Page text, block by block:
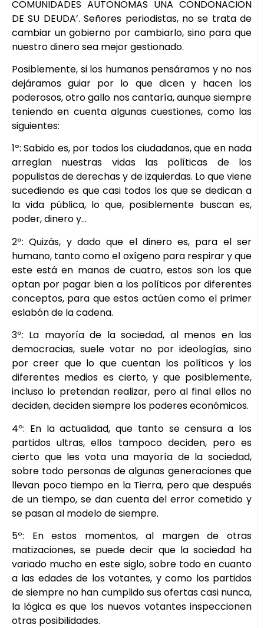
COMUNIDADES AUTONOMAS UNA CONDONACION
DE SU DEUDA’. Señores periodistas, no se trata de
cambiar un gobierno por cambiarlo, sino para que
nuestro dinero sea mejor gestionado.
Posiblemente, si los humanos pensáramos y no nos
dejáramos guiar por lo que dicen y hacen los
poderosos, otro gallo nos cantaría, aunque siempre
teniendo en cuenta algunas cuestiones, como las
siguientes:
1º: Sabido es, por todos los ciudadanos, que en nada
arreglan nuestras vidas las políticas de los
populistas de derechas y de izquierdas. Lo que viene
sucediendo es que casi todos los que se dedican a
la vida pública, lo que, posiblemente buscan es,
poder, dinero y…
2º: Quizás, y dado que el dinero es, para el ser
humano, tanto como el oxígeno para respirar y que
este está en manos de cuatro, estos son los que
optan por pagar bien a los políticos por diferentes
conceptos, para que estos actúen como el primer
eslabón de la cadena.
3º: La mayoría de la sociedad, al menos en las
democracias, suele votar no por ideologías, sino
por creer que lo que cuentan los políticos y los
diferentes medios es cierto, y que posiblemente,
incluso lo pretendan realizar, pero al final ellos no
deciden, deciden siempre los poderes económicos.
4º: En la actualidad, que tanto se censura a los
partidos ultras, ellos tampoco deciden, pero es
cierto que les vota una mayoría de la sociedad,
sobre todo personas de algunas generaciones que
llevan poco tiempo en la Tierra, pero que después
de un tiempo, se dan cuenta del error cometido y
se pasan al modelo de siempre.
5º: En estos momentos, al margen de otras
matizaciones, se puede decir que la sociedad ha
variado mucho en este siglo, sobre todo en cuanto
a las edades de los votantes, y como los partidos
de siempre no han cumplido sus ofertas casi nunca,
la lógica es que los nuevos votantes inspeccionen
otras posibilidades.